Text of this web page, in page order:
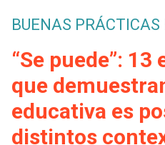
entrar
a
mi
Expand
Expand
Inicia
sesión
Regístrate
de
ayuda
a
BUENAS PRÁCTICAS
“Se puede”:
que
educativa es
distintos